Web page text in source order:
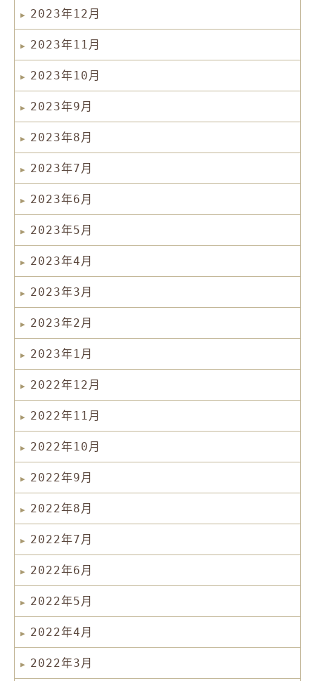
2023年12月
2023年11月
2023年10月
2023年9月
2023年8月
2023年7月
2023年6月
2023年5月
2023年4月
2023年3月
2023年2月
2023年1月
2022年12月
2022年11月
2022年10月
2022年9月
2022年8月
2022年7月
2022年6月
2022年5月
2022年4月
2022年3月